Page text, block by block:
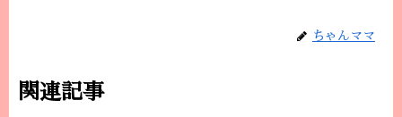
ちゃんママ
関連記事